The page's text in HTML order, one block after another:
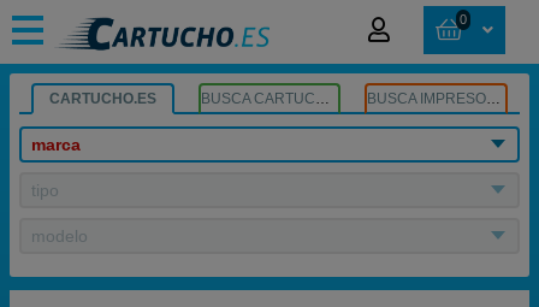
0
CARTUCHO.ES BUSCA CARTUCHOS BUSCA IMPRESORA
marca
tipo
modelo